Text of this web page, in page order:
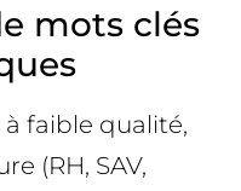
mots clés
à faible qualité,
(RH, SAV,